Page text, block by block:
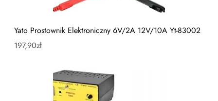
Yato Prostownik Elektroniczny 6V/2A 12V/10A Yt-83002
197,90zł